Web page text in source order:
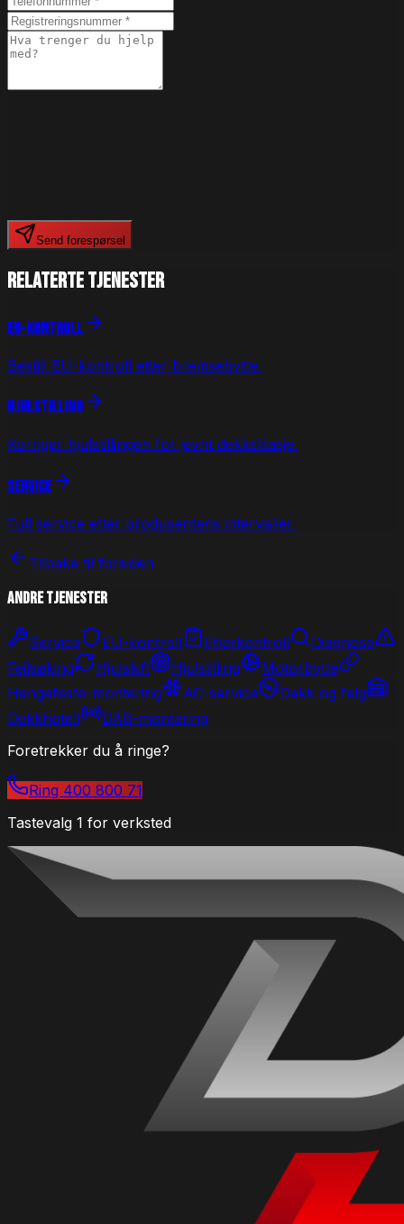
Send forespørsel
Relatertetjenester
EU-kontroll
Bestill EU-kontroll etter bremsebytte.
Hjulstilling
Korriger hjulstillingen for jevnt dekkslitasje.
Service
Full service etter produsentens intervaller.
Tilbake til forsiden
Andre tjenester
Service EU-kontroll Etterkontroll
Diagnose
Feilsøking
Hjulskift Hjulstilling
Motorbytte
Hengefeste-montering
AC-service
Dekk og felg
Dekkhotell
DAB-montering
Foretrekker du å ringe?
Ring 400 800 71
Tastevalg 1 for verksted